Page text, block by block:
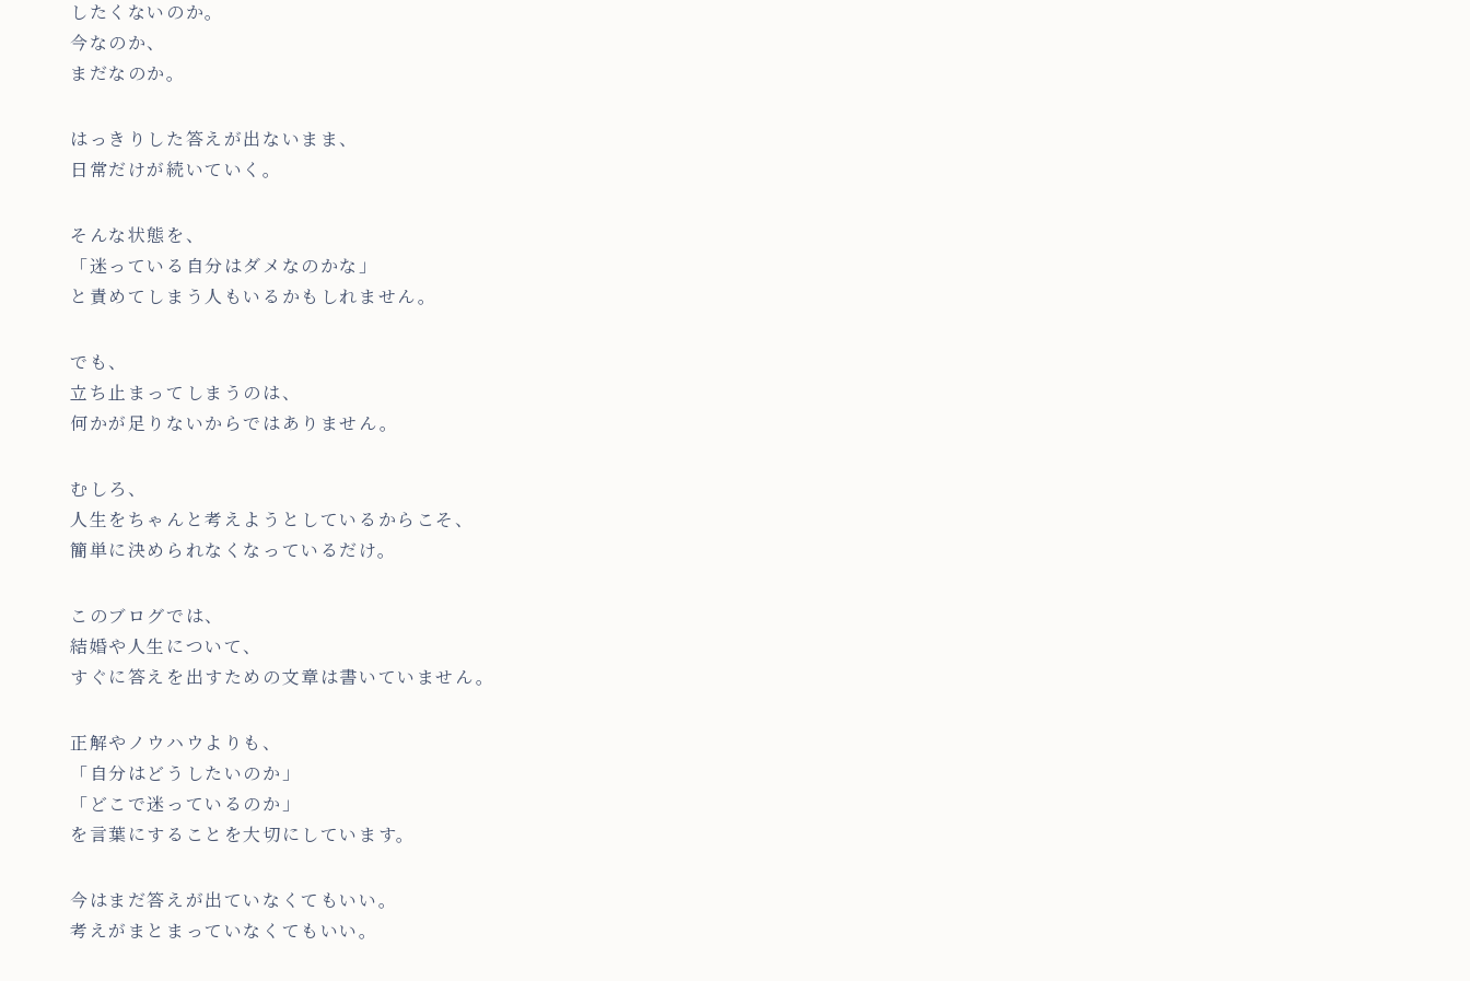
したくないのか。
今なのか、
まだなのか。
はっきりした答えが出ないまま、
日常だけが続いていく。
そんな状態を、
「迷っている自分はダメなのかな」
と責めてしまう人もいるかもしれません。
でも、
立ち止まってしまうのは、
何かが足りないからではありません。
むしろ、
人生をちゃんと考えようとしているからこそ、
簡単に決められなくなっているだけ。
このブログでは、
結婚や人生について、
すぐに答えを出すための文章は書いていません。
正解やノウハウよりも、
「自分はどうしたいのか」
「どこで迷っているのか」
を言葉にすることを大切にしています。
今はまだ答えが出ていなくてもいい。
考えがまとまっていなくてもいい。